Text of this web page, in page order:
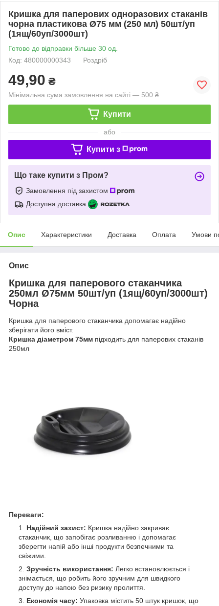
Кришка для паперових одноразових стаканів
чорна пластикова Ø75 мм (250 мл) 50шт/уп
(1ящ/60уп/3000шт)
Готово до відправки більше 30 од.
Код: 480000000343
Роздріб
49,90 ₴
Мінімальна сума замовлення на сайті — 500 ₴
Купити
або
Купити з
Що таке купити з Пром?
Замовлення під захистом
Доступна доставка
Опис Характеристики Доставка Оплата Умови
Опис
Кришка для паперового стаканчика
250мл Ø75мм 50шт/уп (1ящ/60уп/3000шт)
Чорна
Кришка для паперового стаканчика допомагає надійно
зберігати його вміст.
Кришка діаметром 75мм підходить для паперових стаканів
250мл
Переваги:
Надійний захист: Кришка надійно закриває
стаканчик, що запобігає розливанню і допомагає
зберегти напій або інші продукти безпечними та
свіжими.
Зручність використання: Легко встановлюється і
знімається, що робить його зручним для швидкого
доступу до напою без ризику пролиття.
Економія часу: Упаковка містить 50 штук кришок, що